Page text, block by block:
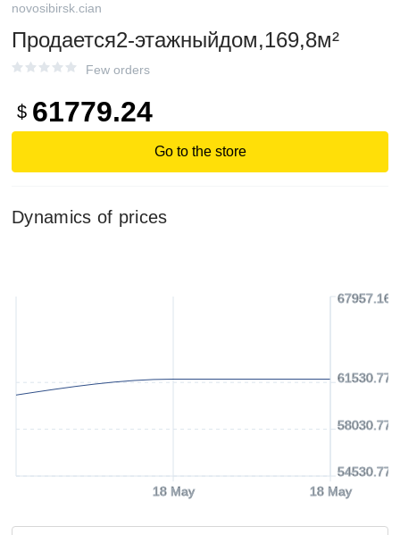
novosibirsk.cian
Продается2-этажныйдом,169,8м²
Few orders
$ 61779.24
Go to the store
Dynamics of prices
18 May 18 May
54530.77
58030.77
61530.77
67957.16